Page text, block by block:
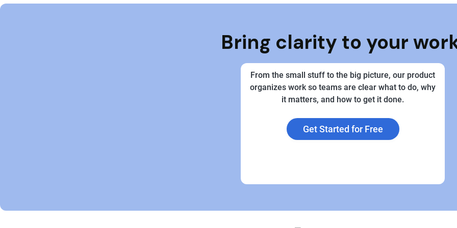
Bring clarity to your
From the small stuff to the big picture, our product
organizes work so teams are clear what to do, why
it matters, and how to get it done.
Get Started for Free